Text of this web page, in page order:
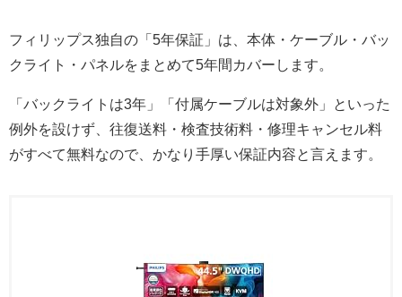
フィリップス独自の「5年保証」は、本体・ケーブル・バッ
クライト・パネルをまとめて5年間カバーします。
「バックライトは3年」「付属ケーブルは対象外」といった
例外を設けず、往復送料・検査技術料・修理キャンセル料
がすべて無料なので、かなり手厚い保証内容と言えます。